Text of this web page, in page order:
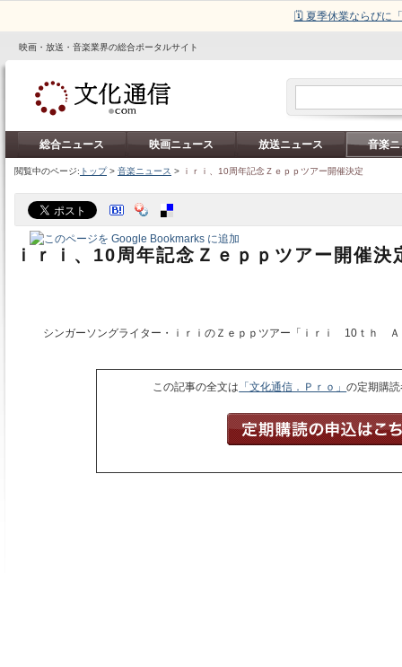
🗓️ 夏季休業ならびに
映画・放送・音楽業界の総合ポータルサイト
総合ニュース 映画ニュース 放送ニュース 音楽
閲覧中のページ: トップ> 音楽ニュース > ｉｒｉ、10周年記念Ｚｅｐｐツアー開催決定
ｉｒｉ、10周年記念Ｚｅｐｐツアー開催決
シンガーソングライター・ｉｒｉのＺｅｐｐツアー「ｉｒｉ 10ｔｈ
この記事の全文は 「文化通信．Ｐｒｏ」の定期購